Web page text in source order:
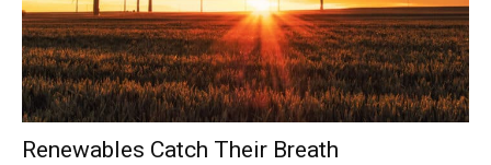
Renewables Catch Their Breath